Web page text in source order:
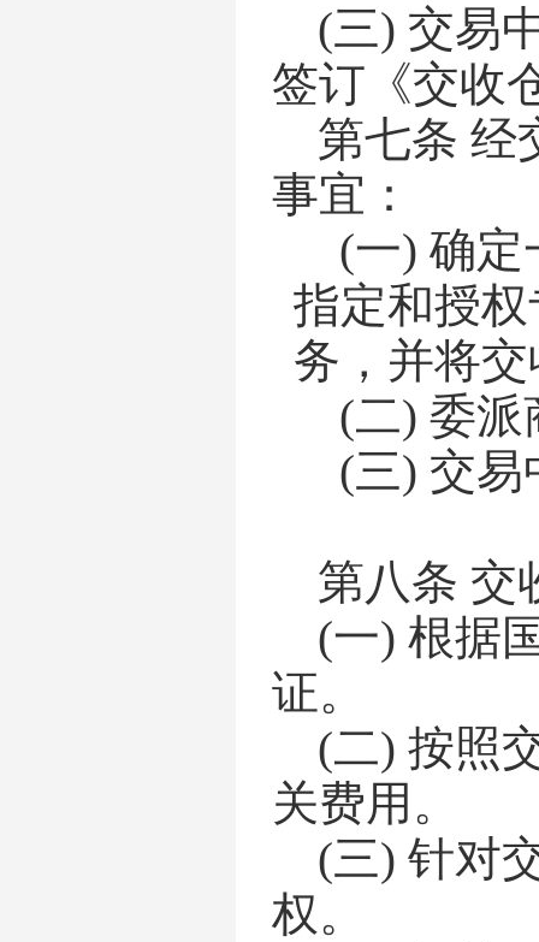
(三) 交易
签订《交收
第七条 经
事宜 ：
(一) 确定
指定和授
务，并将
(二) 委派
(三) 交易
第八条 交
(一) 根据
证。
(二) 按照
关费用。
(三) 针对
权。